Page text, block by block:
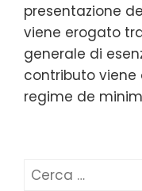
presentazione
viene erogato
generale di
contributo
regime de
Ricerca